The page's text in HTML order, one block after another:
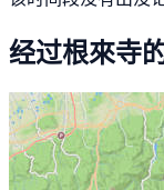
经过根來寺